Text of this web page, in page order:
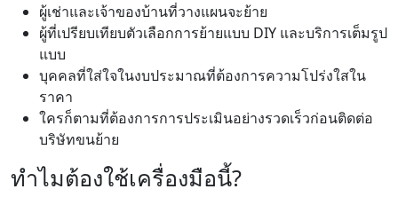
ผู้เช่าและเจ้าของบ้านที่วางแผนจะย้าย
ผู้ที่เปรียบเทียบตัวเลือกการย้ายแบบ DIY และบริการเต็มรูป
แบบ
บุคคลที่ใส่ใจในงบประมาณที่ต้องการความโปร่งใสใน
ราคา
ใครก็ตามที่ต้องการการประเมินอย่างรวดเร็วก่อนติดต่อ
บริษัทขนย้าย
ทำไมต้องใช้เครื่องมือนี้?